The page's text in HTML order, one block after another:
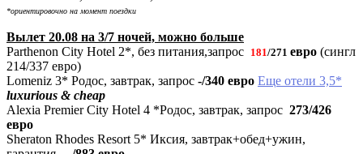
*ориентировочно на момент поездки
Вылет 20.08 на 3/7 ночей, можно больше
Parthenon City Hotel 2*, без питания,запрос 181/271 евро (сингл
214/337 евро)
Lomeniz 3* Родос, завтрак, запрос -/340 евро Еще отели 3,5*
luxurious & cheap
Alexia Premier City Hotel 4 *Родос, завтрак, запрос 273/426
евро
Sheraton Rhodes Resort 5* Иксия, завтрак+обед+ужин,